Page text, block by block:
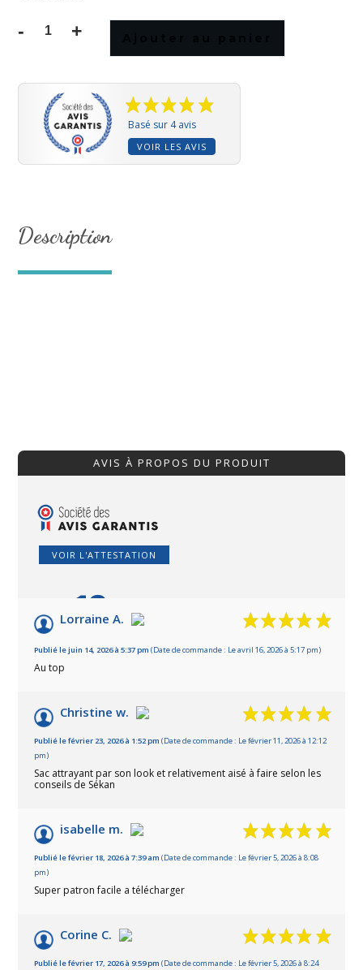
-quantité
Impérial
+
Basé sur 4 avis
VOIR LES AVIS
Description
AVIS À PROPOS DU PRODUIT
VOIR L'ATTESTATION
10/10
Basé sur 4 avis
Lorraine A.
Publié le juin 14, 2026 à 5:37 pm (Date de commande : Le avril 16, 2026 à 5:17 pm)
Au top
Christine w.
Publié le février 23, 2026 à 1:52 pm (Date de commande : Le février 11, 2026 à 12:12
pm)
Sac attrayant par son look et relativement aisé à faire selon les
conseils de Sékan
isabelle m.
Publié le février 18, 2026 à 7:39 am (Date de commande : Le février 5, 2026 à 8:08
pm)
Super patron facile a télécharger
Corine C.
Publié le février 17, 2026 à 9:59 pm (Date de commande : Le février 5, 2026 à 8:24